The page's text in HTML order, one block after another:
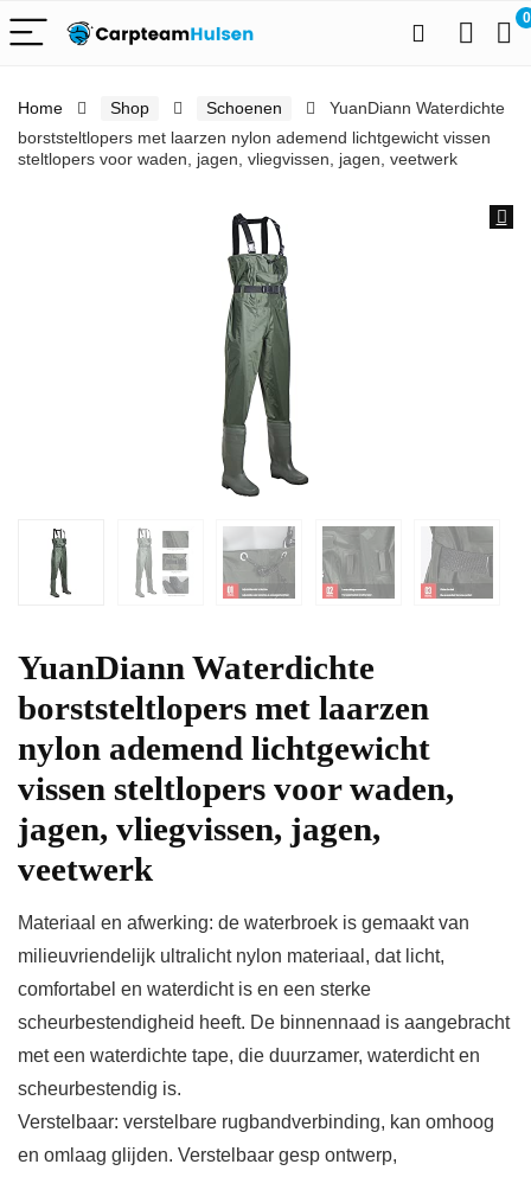
0
Home Shop Schoenen
YuanDiann Waterdichte
borststeltlopers met laarzen nylon ademend lichtgewicht vissen
steltlopers voor waden, jagen, vliegvissen, jagen, veetwerk
YuanDiann Waterdichte
borststeltlopers met laarzen
nylon ademend lichtgewicht
vissen steltlopers voor waden,
jagen, vliegvissen, jagen,
veetwerk
Materiaal en afwerking: de waterbroek is gemaakt van
milieuvriendelijk ultralicht nylon materiaal, dat licht,
comfortabel en waterdicht is en een sterke
scheurbestendigheid heeft. De binnennaad is aangebracht
met een waterdichte tape, die duurzamer, waterdicht en
scheurbestendig is.
Verstelbaar: verstelbare rugbandverbinding, kan omhoog
en omlaag glijden. Verstelbaar gesp ontwerp,